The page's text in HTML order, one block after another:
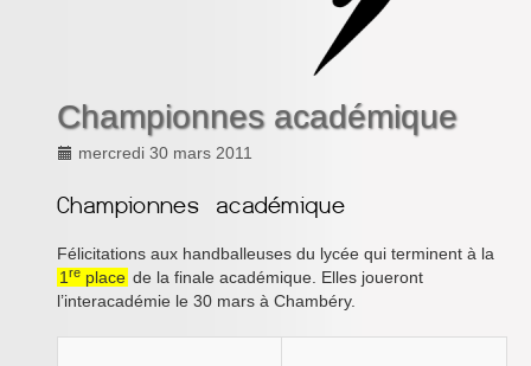
Esidoc
Championnes académique
mercredi 30 mars 2011
Félicitations aux handballeuses du lycée qui terminent à la
1 re place de la finale académique. Elles joueront
l’interacadémie le 30 mars à Chambéry.